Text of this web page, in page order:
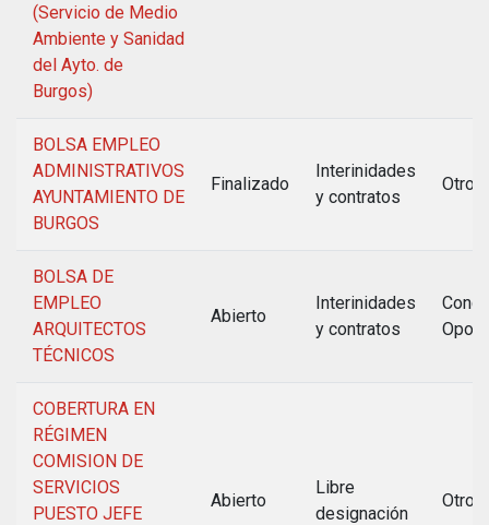
(Servicio de Medio
Ambiente y Sanidad
del Ayto. de
Burgos)
BOLSA EMPLEO
ADMINISTRATIVOS
AYUNTAMIENTO DE
BURGOS
Finalizado
Interinidades
y contratos
Otros
BOLSA DE
EMPLEO
ARQUITECTOS
TÉCNICOS
Abierto
Interinidades
y contratos
COBERTURA EN
RÉGIMEN
COMISION DE
SERVICIOS
PUESTO JEFE
Abierto
Libre
designación
Otros